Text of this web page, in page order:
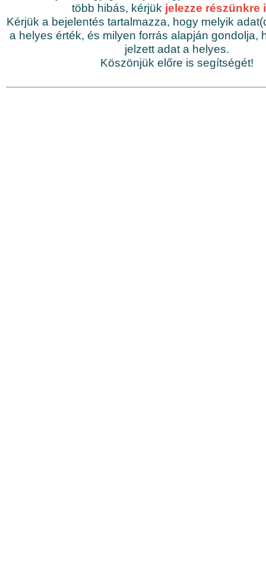
több hibás, kérjük jelezze részünkre
Kérjük a bejelentés tartalmazza, hogy melyik
a helyes érték, és milyen forrás alapján gondolja,
jelzett adat a helyes.
Köszönjük előre is segítségét!